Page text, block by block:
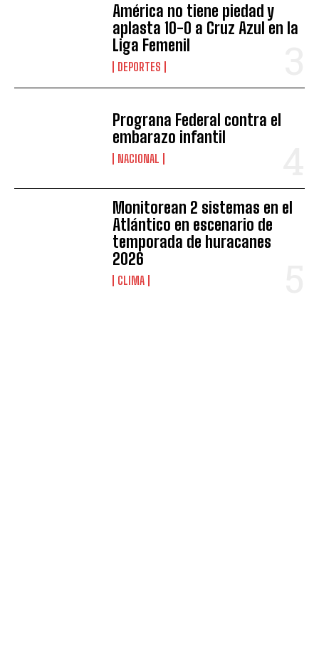
América no tiene piedad y
aplasta 10-0 a Cruz Azul en la
Liga Femenil
DEPORTES
Prograna Federal contra el
embarazo infantil
NACIONAL
Monitorean 2 sistemas en el
Atlántico en escenario de
temporada de huracanes
2026
CLIMA